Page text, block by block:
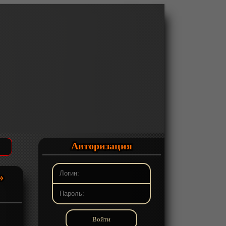
Авторизация